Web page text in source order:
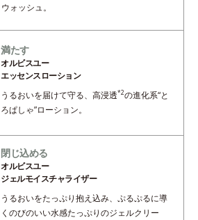
ウォッシュ。
満たす
オルビスユー
エッセンスローション
うるおいを届けて守る、高浸透*2の進化系“と
ろぱしゃ”ローション。
閉じ込める
オルビスユー
ジェルモイスチャライザー
うるおいをたっぷり抱え込み、ぷるぷるに導
くのびのいい水感たっぷりのジェルクリー